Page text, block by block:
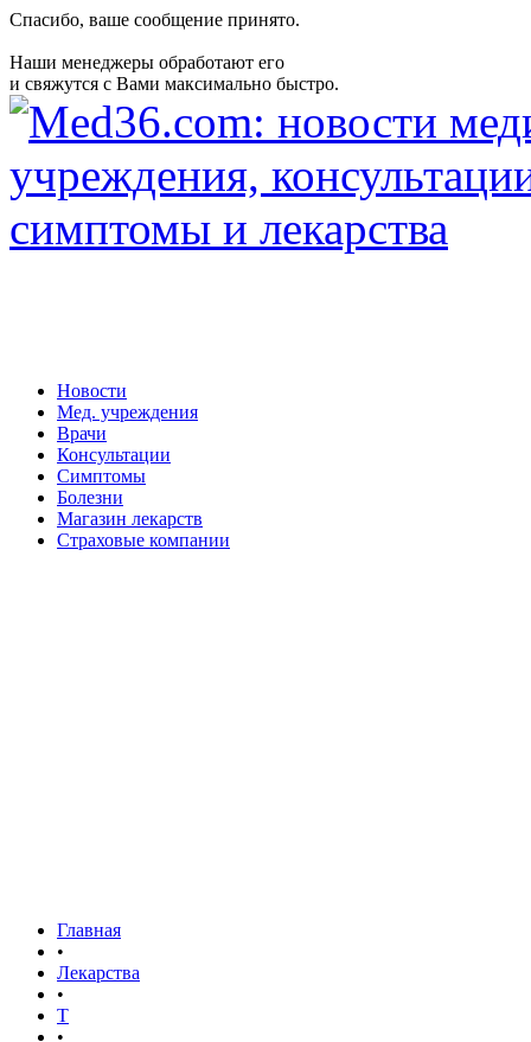
Спасибо, ваше сообщение принято.
Наши менеджеры обработают его
и свяжутся с Вами максимально быстро.
Новости
Мед. учреждения
Врачи
Консультации
Симптомы
Болезни
Магазин лекарств
Страховые компании
Главная
•
Лекарства
•
Т
•